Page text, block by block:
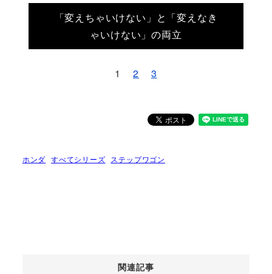
「変えちゃいけない」と「変えなき
ゃいけない」の両立
1 2 3
ホンダ すべてシリーズ ステップワゴン
関連記事